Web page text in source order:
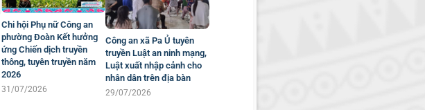
Chi hội Phụ nữ Công an
phường Đoàn Kết hưởng
ứng Chiến dịch truyền
thông, tuyên truyền năm
2026
31/07/2026
Công an xã Pa Ủ tuyên
truyền Luật an ninh mạng,
Luật xuất nhập cảnh cho
nhân dân trên địa bàn
29/07/2026